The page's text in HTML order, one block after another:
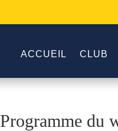
ACCUEIL CLUB
Programme du